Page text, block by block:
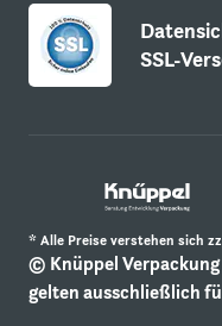
SSL-
* Alle Preise verstehen sich
© Knüppel
gelten ausschließlich